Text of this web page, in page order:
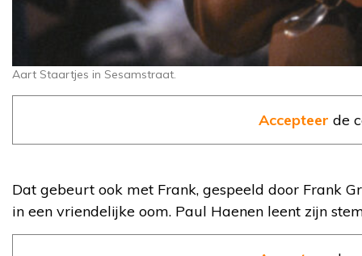
Aart Staartjes in Sesamstraat.
Accepteer de
Dat gebeurt ook met Frank, gespeeld door Frank
in een vriendelijke oom. Paul Haenen leent zijn